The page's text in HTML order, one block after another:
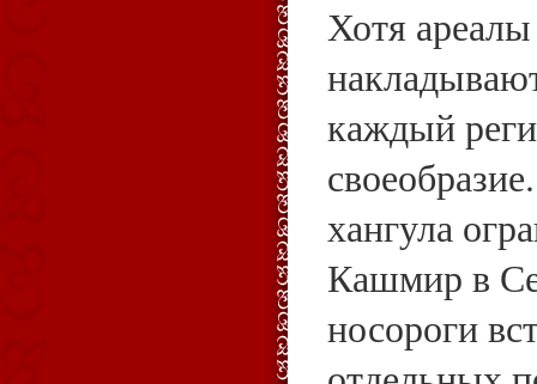
Хотя
каждый
хангула
Кашмир в
носороги